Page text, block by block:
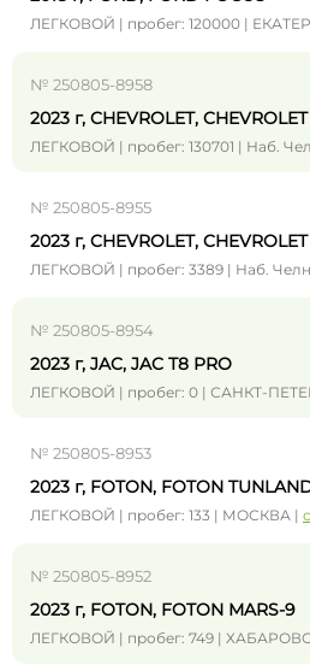
ЛЕГКОВОЙ | пробег: 120000 |
№ 250805-8958
2023 г, CHEVROLET,
ЛЕГКОВОЙ | пробег: 130701 | Наб.
№ 250805-8955
2023 г, CHEVROLET,
ЛЕГКОВОЙ | пробег: 3389 | Наб.
№ 250805-8954
2023 г, JAC, JAC Т8 PRO
ЛЕГКОВОЙ | пробег: 0 | САНКТ-
№ 250805-8953
2023 г, FOTON, FOTON
ЛЕГКОВОЙ | пробег: 133 | МОСКВА |
№ 250805-8952
2023 г, FOTON, FOTON MARS-9
ЛЕГКОВОЙ | пробег: 749 |